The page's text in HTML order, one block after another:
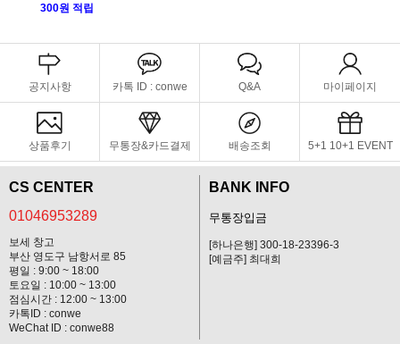
300원 적립
공지사항 카톡 ID : conwe Q&A 마이페이지
상품후기 무통장&카드결제 배송조회 5+1 10+1 EVENT
CS CENTER
01046953289
보세 창고
부산 영도구 남항서로 85
평일 : 9:00 ~ 18:00
토요일 : 10:00 ~ 13:00
점심시간 : 12:00 ~ 13:00
카톡ID : conwe
WeChat ID : conwe88
BANK INFO
무통장입금
[하나은행] 300-18-23396-3
[예금주] 최대희